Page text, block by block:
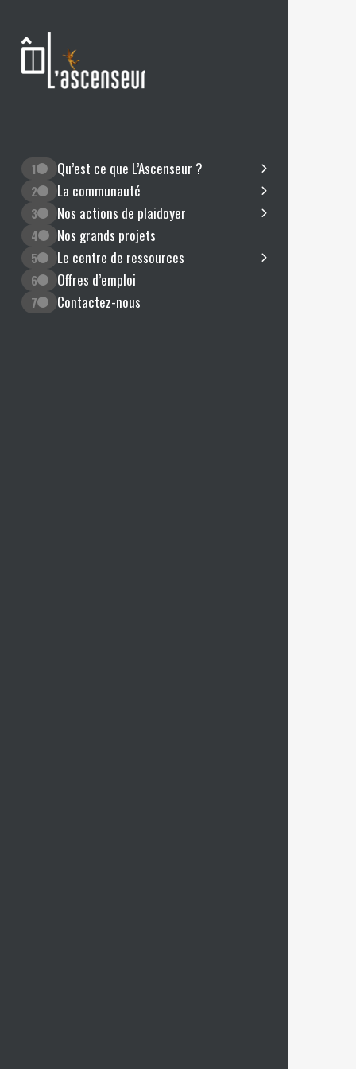
1 Qu’est ce que L’Ascenseur ?
2 La communauté
3 Nos actions de plaidoyer
4 Nos grands projets
5 Le centre de ressources
6 Offres d’emploi
7 Contactez-nous